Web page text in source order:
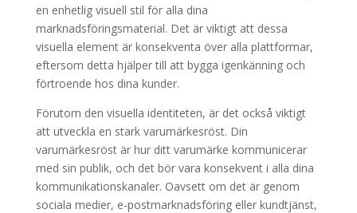
en enhetlig visuell stil för alla dina
marknadsföringsmaterial. Det är viktigt att dessa
visuella element är konsekventa över alla plattformar,
eftersom detta hjälper till att bygga igenkänning och
förtroende hos dina kunder.
Förutom den visuella identiteten, är det också viktigt
att utveckla en stark varumärkesröst. Din
varumärkesröst är hur ditt varumärke kommunicerar
med sin publik, och det bör vara konsekvent i alla dina
kommunikationskanaler. Oavsett om det är genom
sociala medier, e-postmarknadsföring eller kundtjänst,